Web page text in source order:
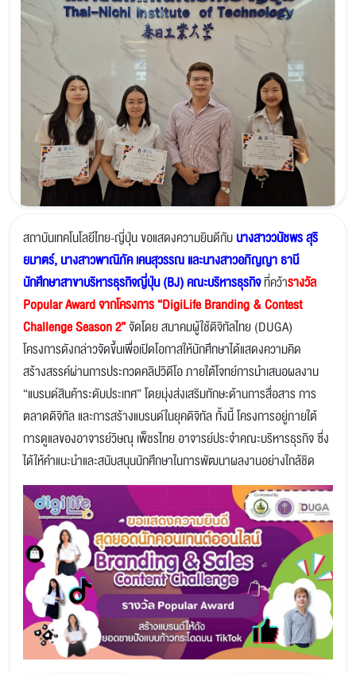
สถาบันเทคโนโลยีไทย-ญี่ปุ่น ขอแสดงความยินดีกับนางสาววนัชพร สุริ
ยมาตร์, นางสาวพาณิภัค เคนสุวรรณ และนางสาวอภิญญา ธานี
นักศึกษาสาขาบริหารธุรกิจญี่ปุ่น (BJ) คณะบริหารธุรกิจที่คว้ารางวัล
Popular Award จากโครงการ “DigiLife Branding & Contest
Challenge Season 2”จัดโดย สมาคมผู้ใช้ดิจิทัลไทย (DUGA)
โครงการดังกล่าวจัดขึ้นเพื่อเปิดโอกาสให้นักศึกษาได้แสดงความคิด
สร้างสรรค์ผ่านการประกวดคลิปวิดีโอ ภายใต้โจทย์การนำเสนอผลงาน
“แบรนด์สินค้าระดับประเทศ” โดยมุ่งส่งเสริมทักษะด้านการสื่อสาร การ
ตลาดดิจิทัล และการสร้างแบรนด์ในยุคดิจิทัล ทั้งนี้ โครงการอยู่ภายใต้
การดูแลของอาจารย์วิษณุ เพ็ชรไทย อาจารย์ประจำคณะบริหารธุรกิจ ซึ่ง
ได้ให้คำแนะนำและสนับสนุนนักศึกษาในการพัฒนาผลงานอย่างใกล้ชิด